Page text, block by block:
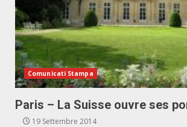
Comunicati Stampa
Paris – La Suisse ouvre ses
19 Settembre 2014